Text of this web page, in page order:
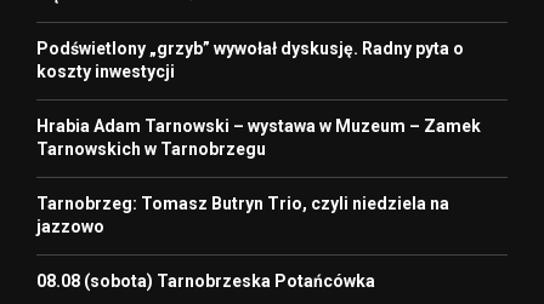
Podświetlony „grzyb” wywołał dyskusję. Radny pyta o
koszty inwestycji
Hrabia Adam Tarnowski – wystawa w Muzeum – Zamek
Tarnowskich w Tarnobrzegu
Tarnobrzeg: Tomasz Butryn Trio, czyli niedziela na
jazzowo
08.08 (sobota) Tarnobrzeska Potańcówka